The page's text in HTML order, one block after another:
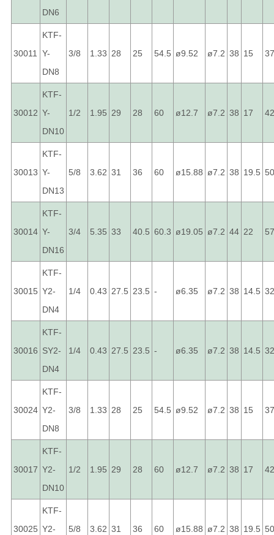
DN6
30011
KTF-
Y-
DN8
3/8 1.33 28 25 54.5 ø9.52 ø7.2 38 15
30012
KTF-
Y-
DN10
1/2 1.95 29 28 60 ø12.7 ø7.2 38 17
30013
KTF-
Y-
DN13
5/8 3.62 31 36 60 ø15.88 ø7.2 38 19.5 50
30014
KTF-
Y-
DN16
3/4 5.35 33 40.5 60.3 ø19.05 ø7.2 44 22 57
30015
KTF-
Y2-
DN4
1/4 0.43 27.5 23.5 - ø6.35 ø7.2 38 14.5 32
30016
KTF-
SY2-
DN4
1/4 0.43 27.5 23.5 - ø6.35 ø7.2 38 14.5 32
30024
KTF-
Y2-
DN8
3/8 1.33 28 25 54.5 ø9.52 ø7.2 38 15
30017
KTF-
Y2-
DN10
1/2 1.95 29 28 60 ø12.7 ø7.2 38 17
30025
KTF-
Y2-
5/8 3.62 31 36 60 ø15.88 ø7.2 38 19.5 50